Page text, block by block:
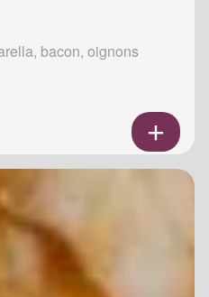
bacon, oignons